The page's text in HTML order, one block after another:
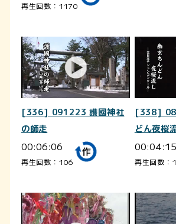
再生回数：1170
[336] 091223 護國神社
の師走
00:06:06
再生回数：106
[338]
どん夜桜
00:04:15
再生回数：